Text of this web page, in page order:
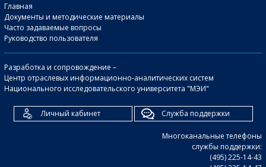
Главная
Документы и методические материалы
Часто задаваемые вопросы
Руководство пользователя
Разработка и сопровождение –
Центр отраслевых информационно-аналитических систем
Национального исследовательского университета "МЭИ"
Личный кабинет Служба поддержки
Многоканальные телефоны
службы поддержки:
(495) 225-14-43